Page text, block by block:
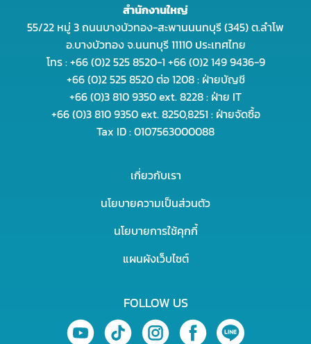
สำนักงานใหญ่
55/22 หมู่ 3 ถนนบางบัวทอง-สะพานนนทบุรี (345) ต.ลำโพ
อ.บางบัวทอง จ.นนทบุรี 11110 ประเทศไทย
โทร : +66 (0)2 525 8520-1 +66 (0)2 149 9436-9
+66 (0)2 525 8520 ต่อ 1208 : ฝ่ายบัญชี
+66 (0)3 810 9350 ext. 8228 : ฝ่าย IT
+66 (0)3 810 9350 ext. 8250,8251 : ฝ่ายจัดซื้อ
Tax ID : 0107563000088
เกี่ยวกับเรา
นโยบายความเป็นส่วนตัว
นโยบายการใช้คุกกี้
แผนผังเว็บไซต์
FOLLOW US